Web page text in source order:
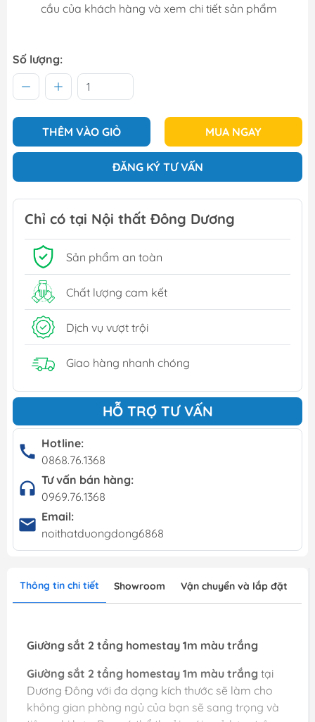
cầu của khách hàng và xem chi tiết sản phẩm
Số lượng:
THÊM VÀO GIỎ MUA NGAY
ĐĂNG KÝ TƯ VẤN
Chỉ có tại Nội thất Đông Dương
Sản phẩm an toàn
Chất lượng cam kết
Dịch vụ vượt trội
Giao hàng nhanh chóng
HỖ TRỢ TƯ VẤN
Hotline:
0868.76.1368
Tư vấn bán hàng:
0969.76.1368
Email:
noithatduongdong6868
Thông tin chi tiết Showroom Vận chuyển và lắp đặt
Giường sắt 2 tầng homestay 1m màu trắng
Giường sắt 2 tầng homestay 1m màu trắng tại
Dương Đông với đa dạng kích thước sẽ làm cho
không gian phòng ngủ của bạn sẽ sang trọng và